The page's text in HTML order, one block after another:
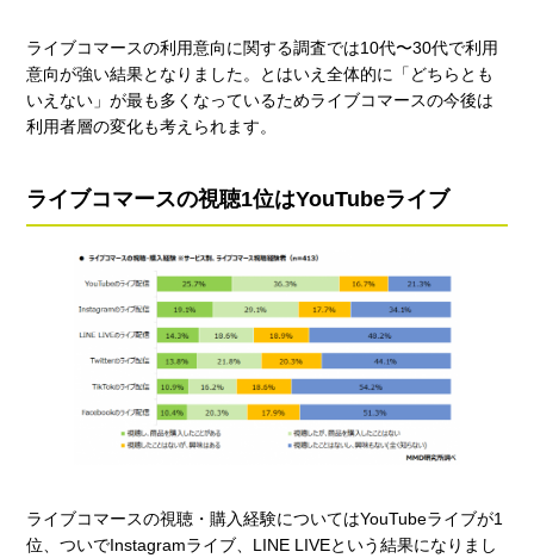
ライブコマースの利用意向に関する調査では10代〜30代で利用
意向が強い結果となりました。とはいえ全体的に「どちらとも
いえない」が最も多くなっているためライブコマースの今後は
利用者層の変化も考えられます。
ライブコマースの視聴1位はYouTubeライブ
ライブコマースの視聴・購入経験についてはYouTubeライブが1
位、ついでInstagramライブ、LINE LIVEという結果になりまし